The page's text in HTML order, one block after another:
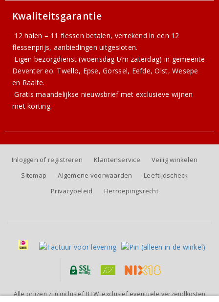
Kwaliteitsgarantie
12 halen = 11 flessen betalen, verrekend in een 12
flessenprijs, aanbiedingen uitgesloten.
Eigen bezorgdienst (woensdag t/m zaterdag) in gemeente
Deventer eo. Twello, Epse, Gorssel, Eefde, Olst, Wesepe
en Raalte.
Gratismaandelijkse nieuwsbriefmet exclusieve wijnen
met korting.
Inloggen of registreren Klantenservice
Veilig winkelen
Sitemap
Algemene voorwaarden
Leeftijdscheck
Privacybeleid
Herroepingsrecht
Alle prijzen zijn inclusief BTW, exclusief eventuele verzendkosten